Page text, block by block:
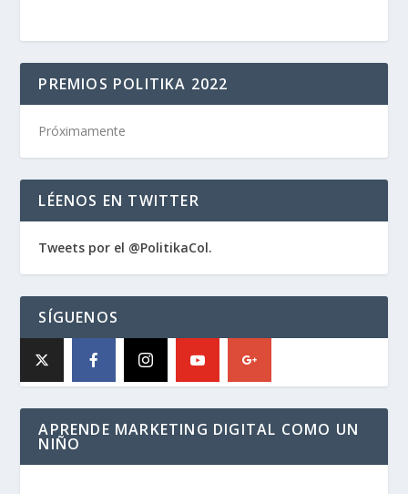
PREMIOS POLITIKA 2022
Próximamente
LÉENOS EN TWITTER
Tweets por el @PolitikaCol.
SÍGUENOS
APRENDE MARKETING DIGITAL COMO UN
NIÑO